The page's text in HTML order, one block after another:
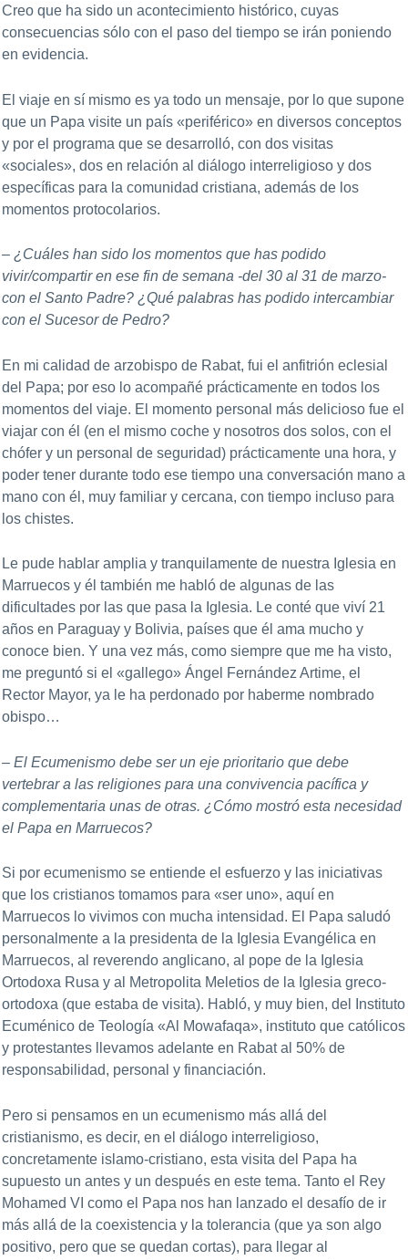
Creo que ha sido un acontecimiento histórico, cuyas
consecuencias sólo con el paso del tiempo se irán poniendo
en evidencia.
El viaje en sí mismo es ya todo un mensaje, por lo que supone
que un Papa visite un país «periférico» en diversos conceptos
y por el programa que se desarrolló, con dos visitas
«sociales», dos en relación al diálogo interreligioso y dos
específicas para la comunidad cristiana, además de los
momentos protocolarios.
– ¿Cuáles han sido los momentos que has podido
vivir/compartir en ese fin de semana -del 30 al 31 de marzo-
con el Santo Padre? ¿Qué palabras has podido intercambiar
con el Sucesor de Pedro?
En mi calidad de arzobispo de Rabat, fui el anfitrión eclesial
del Papa; por eso lo acompañé prácticamente en todos los
momentos del viaje. El momento personal más delicioso fue el
viajar con él (en el mismo coche y nosotros dos solos, con el
chófer y un personal de seguridad) prácticamente una hora, y
poder tener durante todo ese tiempo una conversación mano a
mano con él, muy familiar y cercana, con tiempo incluso para
los chistes.
Le pude hablar amplia y tranquilamente de nuestra Iglesia en
Marruecos y él también me habló de algunas de las
dificultades por las que pasa la Iglesia. Le conté que viví 21
años en Paraguay y Bolivia, países que él ama mucho y
conoce bien. Y una vez más, como siempre que me ha visto,
me preguntó si el «gallego» Ángel Fernández Artime, el
Rector Mayor, ya le ha perdonado por haberme nombrado
obispo…
– El Ecumenismo debe ser un eje prioritario que debe
vertebrar a las religiones para una convivencia pacífica y
complementaria unas de otras. ¿Cómo mostró esta necesidad
el Papa en Marruecos?
Si por ecumenismo se entiende el esfuerzo y las iniciativas
que los cristianos tomamos para «ser uno», aquí en
Marruecos lo vivimos con mucha intensidad. El Papa saludó
personalmente a la presidenta de la Iglesia Evangélica en
Marruecos, al reverendo anglicano, al pope de la Iglesia
Ortodoxa Rusa y al Metropolita Meletios de la Iglesia greco-
ortodoxa (que estaba de visita). Habló, y muy bien, del Instituto
Ecuménico de Teología «Al Mowafaqa», instituto que católicos
y protestantes llevamos adelante en Rabat al 50% de
responsabilidad, personal y financiación.
Pero si pensamos en un ecumenismo más allá del
cristianismo, es decir, en el diálogo interreligioso,
concretamente islamo-cristiano, esta visita del Papa ha
supuesto un antes y un después en este tema. Tanto el Rey
Mohamed VI como el Papa nos han lanzado el desafío de ir
más allá de la coexistencia y la tolerancia (que ya son algo
positivo, pero que se quedan cortas), para llegar al